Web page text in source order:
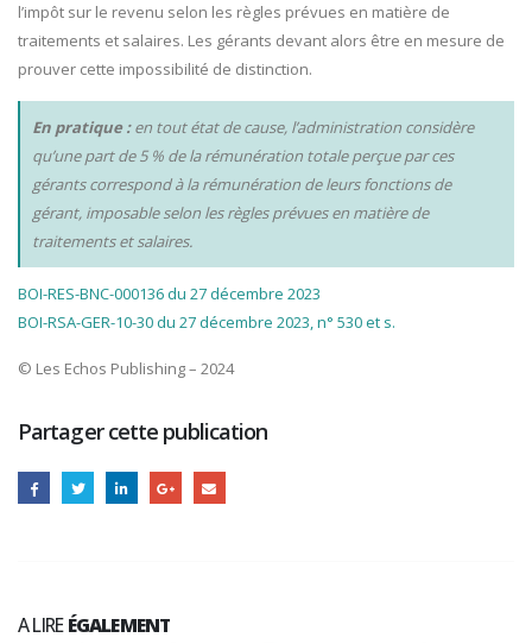
l’impôt sur le revenu selon les règles prévues en matière de
traitements et salaires. Les gérants devant alors être en mesure de
prouver cette impossibilité de distinction.
En pratique :en tout état de cause, l’administration considère
qu’une part de 5 % de la rémunération totale perçue par ces
gérants correspond à la rémunération de leurs fonctions de
gérant, imposable selon les règles prévues en matière de
traitements et salaires.
BOI-RES-BNC-000136 du 27 décembre 2023
BOI-RSA-GER-10-30 du 27 décembre 2023, n° 530 et s.
© Les Echos Publishing – 2024
Partager cette publication
A LIREÉGALEMENT